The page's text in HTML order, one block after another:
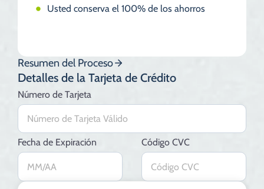
Usted conserva el 100% de los ahorros
Resumen del Proceso
Detalles de la Tarjeta de Crédito
Número de Tarjeta
Fecha de Expiración Código CVC